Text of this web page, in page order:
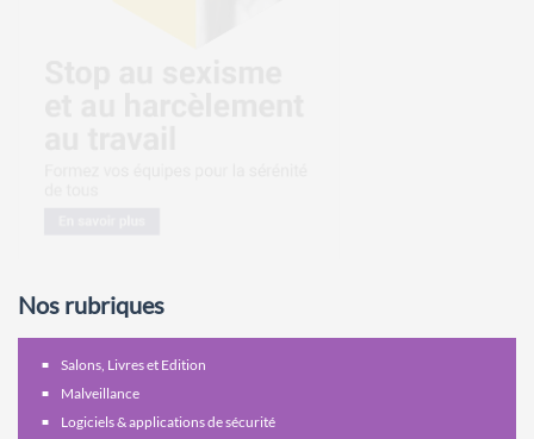
Nos rubriques
Salons, Livres et Edition
Malveillance
Logiciels & applications de sécurité